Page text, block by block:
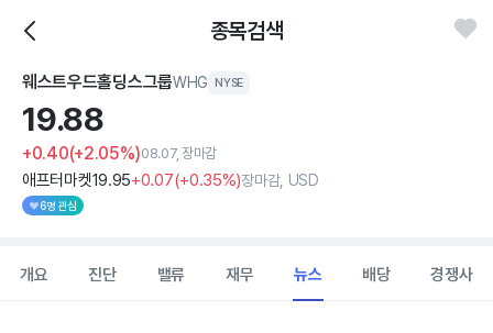
종목검색
웨스트우드홀딩스그룹WHG NYSE
19.88
+0.40(+2.05%)08.07, 장마감
애프터마켓19.95+0.07(+0.35%)장마감, USD
6명 관심
개요 진단 밸류 재무 뉴스 배당 경쟁사